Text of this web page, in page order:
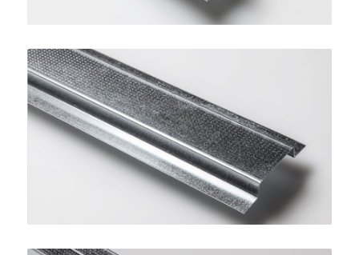
Profilo Omega 15
SINIAT